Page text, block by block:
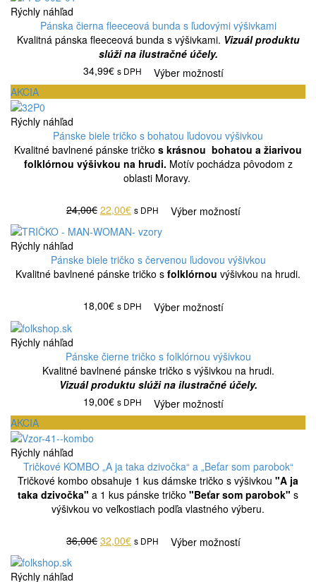
Rýchly náhľad
Pánska čierna fleeceová bunda s ľudovými výšivkami
Kvalitná pánska fleeceová bunda s výšivkami. Vizuál produktu
slúži na ilustračné účely.
34,99€ s DPH
Výber možností
AKCIA
Rýchly náhľad
Pánske biele tričko s bohatou ľudovou výšivkou
Kvalitné bavlnené pánske tričko s krásnou bohatou a žiarivou
folklórnou výšivkou na hrudi. Motív pochádza pôvodom z
oblasti Moravy.
24,00€ 22,00€ s DPH Výber možností
Rýchly náhľad
Pánske biele tričko s červenou ľudovou výšivkou
Kvalitné bavlnené pánske tričko s folklórnou výšivkou na hrudi.
18,00€ s DPH Výber možností
Rýchly náhľad
Pánske čierne tričko s folklórnou výšivkou
Kvalitné bavlnené pánske tričko s výšivkou na hrudi.
Vizuál produktu slúži na ilustračné účely.
19,00€ s DPH
Výber možností
AKCIA
Rýchly náhľad
Tričkové KOMBO „A ja taka dzivočka“ a „Beťar som parobok“
Tričkové kombo obsahuje 1 kus dámske tričko s výšivkou "A ja
taka dzivočka" a 1 kus pánske tričko "Beťar som parobok" s
výšivkou vo veľkostiach podľa vlastného výberu.
36,00€ 32,00€ s DPH Výber možností
Rýchly náhľad